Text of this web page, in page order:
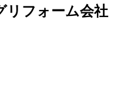
リフォーム会社